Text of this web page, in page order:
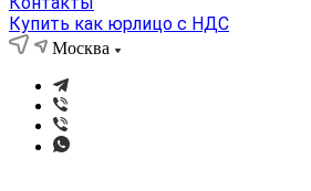
Купить как юрлицо с НДС
Москва